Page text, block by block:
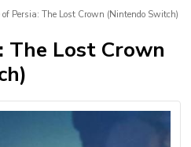
of Persia: The Lost Crown (Nintendo Switch)
The Lost Crown